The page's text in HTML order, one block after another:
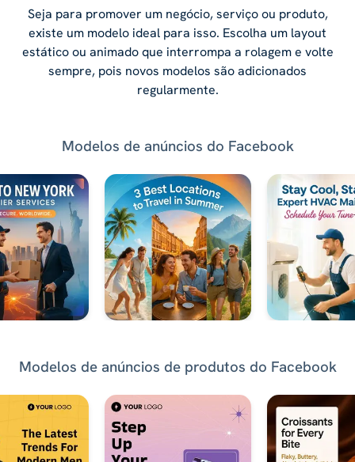
Seja para promover um negócio, serviço ou produto,
existe um modelo ideal para isso. Escolha um layout
estático ou animado que interrompa a rolagem e volte
sempre, pois novos modelos são adicionados
regularmente.
Modelos de anúncios do Facebook
Modelos de anúncios de produtos do Facebook